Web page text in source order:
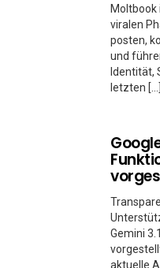
Moltbook
viralen
posten,
und
Identität,
letzten […]
Gemini
aktuelle